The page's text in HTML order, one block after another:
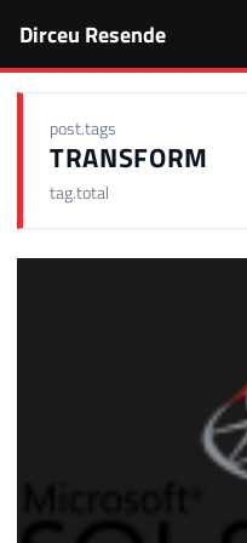
Dirceu Resende
post.tags
TRANSFORM
tag.total